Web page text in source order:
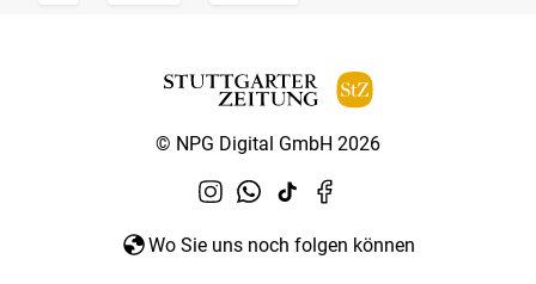
© NPG Digital GmbH 2026
Wo Sie uns noch folgen können